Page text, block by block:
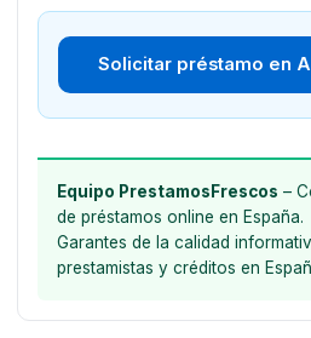
Solicitar préstamo en
Equipo PrestamosFrescos –
de préstamos online en España.
Garantes de la calidad
prestamistas y créditos en